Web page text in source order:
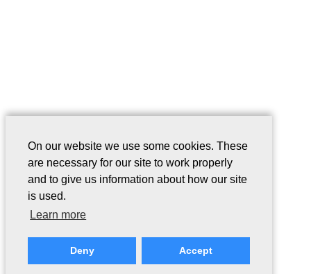
On our website we use some cookies. These
are necessary for our site to work properly
and to give us information about how our site
is used.
Learn more
Deny Accept